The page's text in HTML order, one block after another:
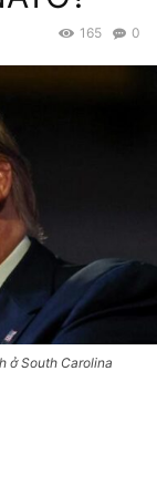
0
165
ở South Carolina